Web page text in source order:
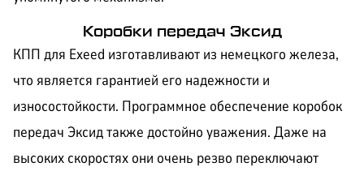
Коробки передач Эксид
КПП для Exeed изготавливают из немецкого железа,
что является гарантией его надежности и
износостойкости. Программное обеспечение коробок
передач Эксид также достойно уважения. Даже на
высоких скоростях они очень резво переключают